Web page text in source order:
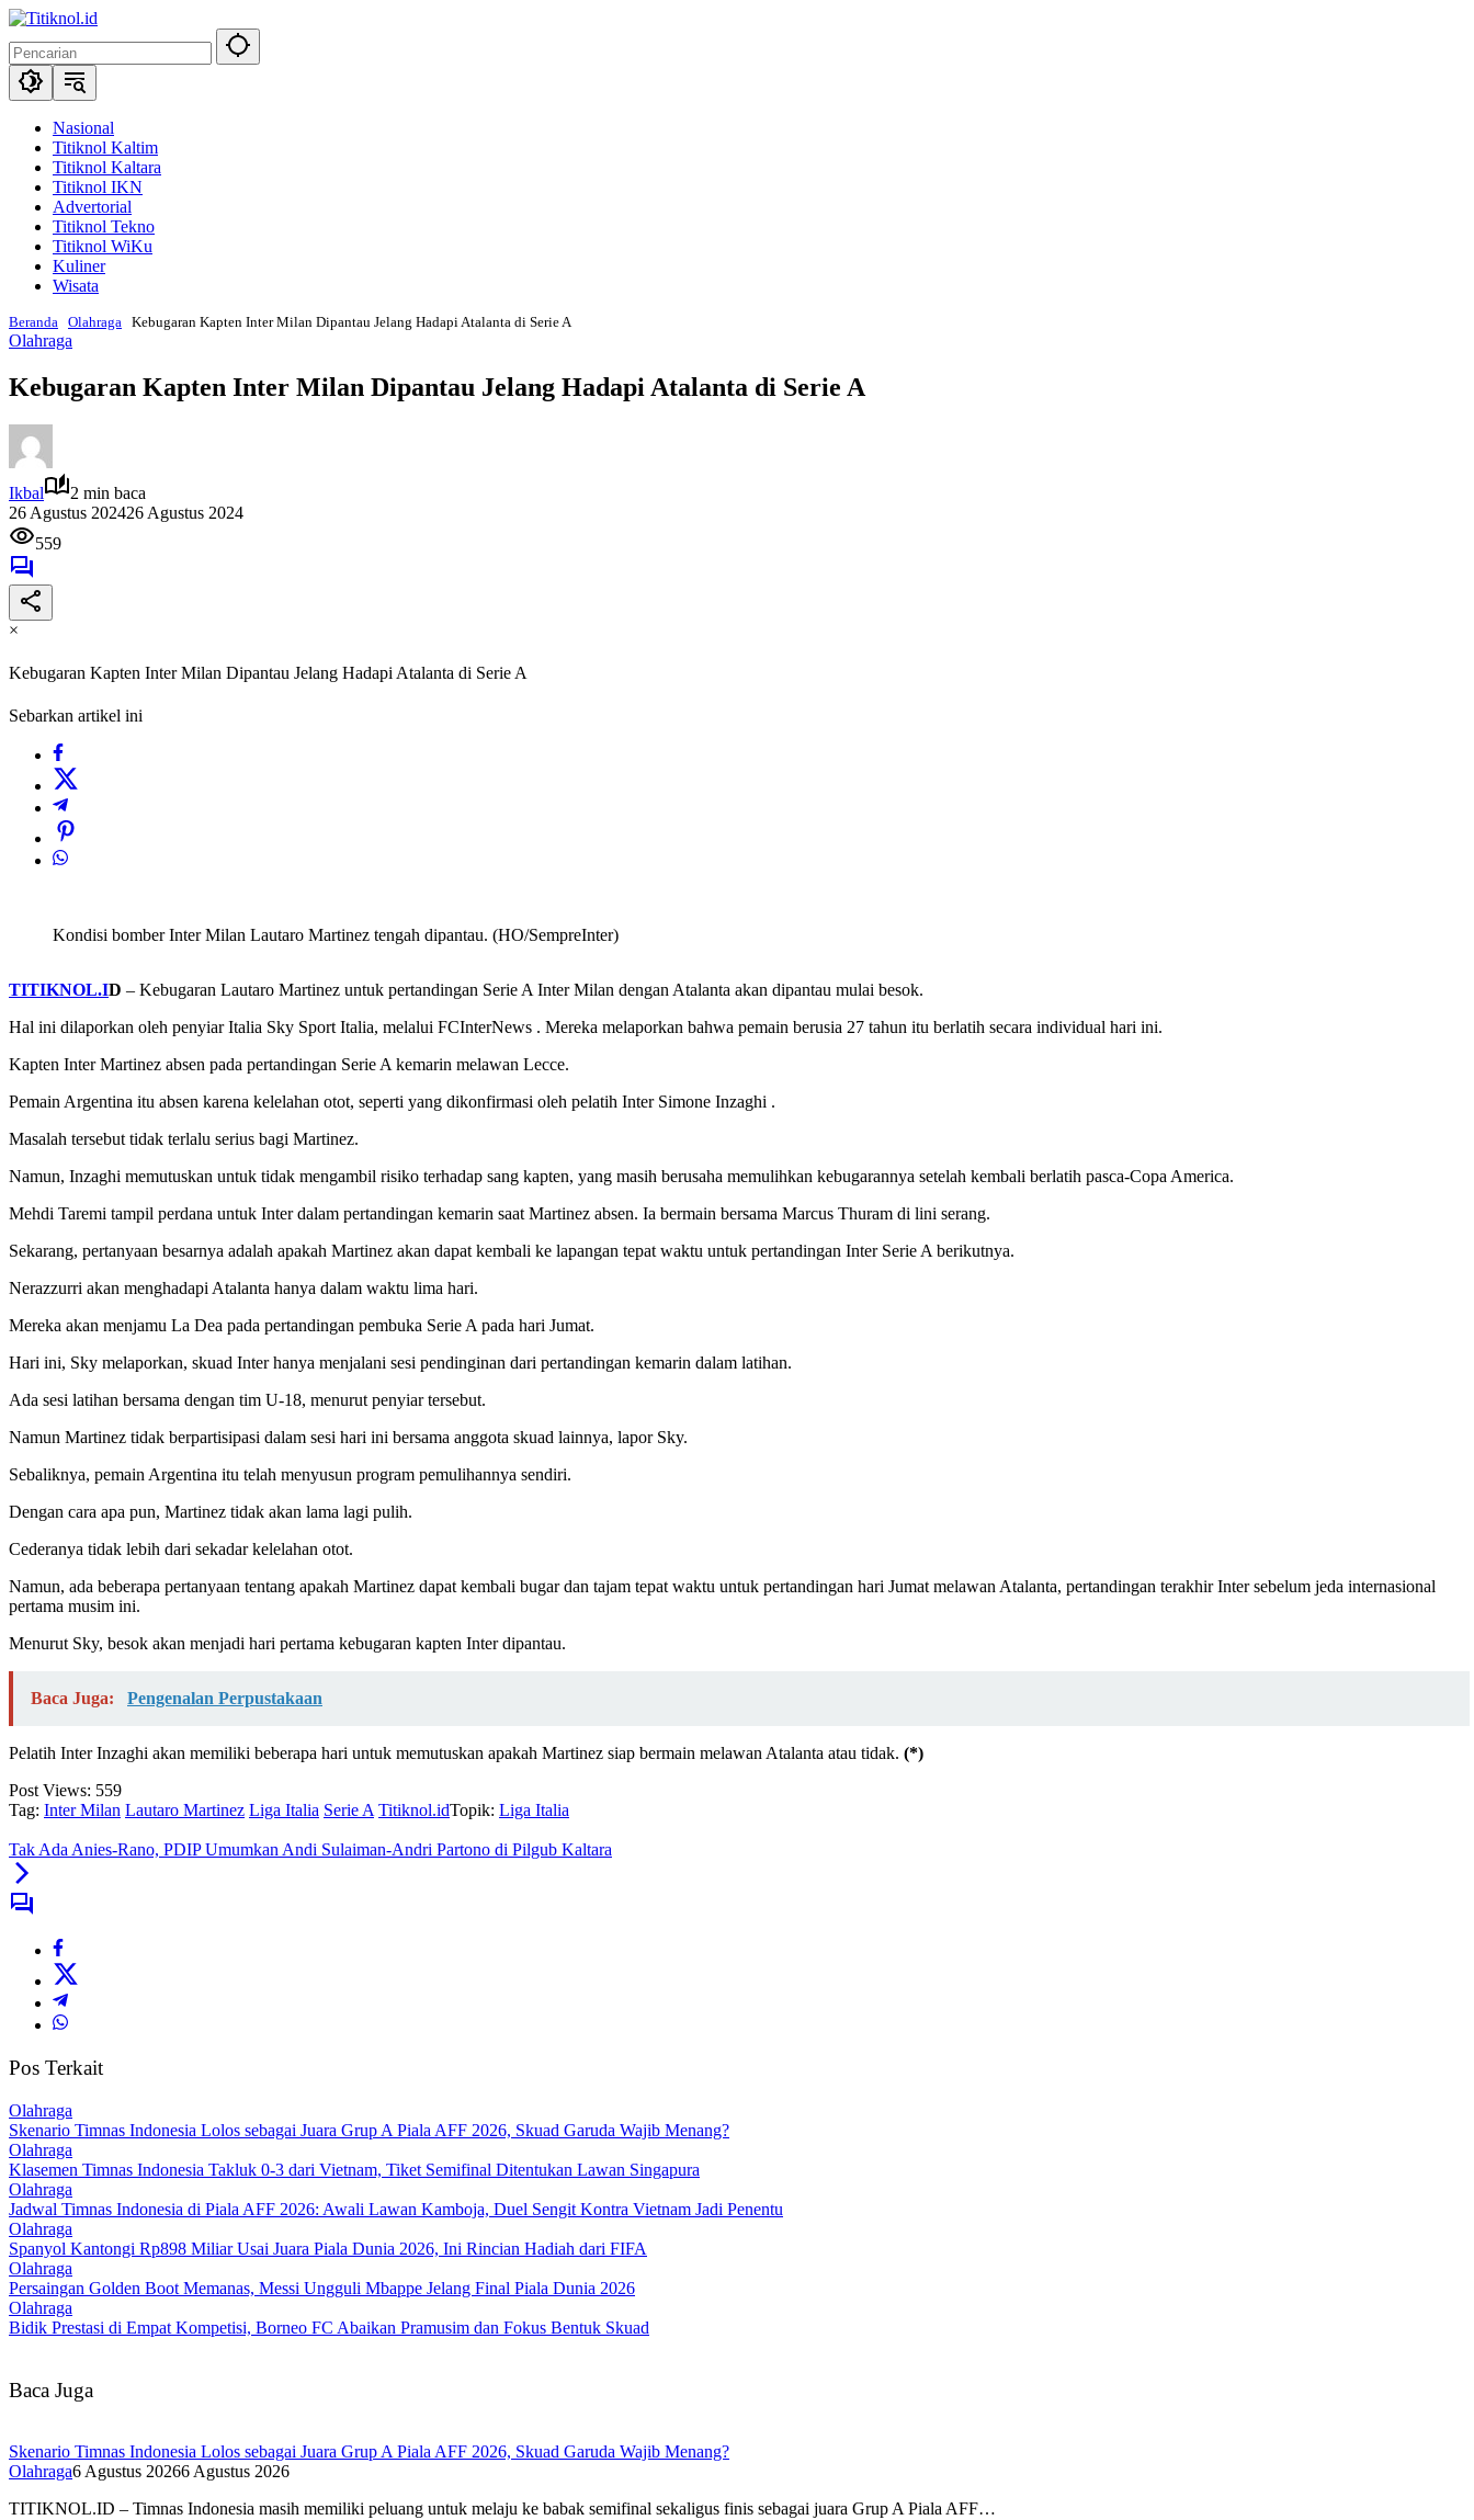
Langsung
konten
Nasional
Titiknol Kaltim
Titiknol Kaltara
Titiknol IKN
Advertorial
Titiknol Tekno
Titiknol WiKu
Kuliner
Wisata
Beranda Olahraga Kebugaran Kapten Inter Milan Dipantau Jelang Hadapi Atalanta di Serie A
Olahraga
Kebugaran Kapten Inter Milan Dipantau Jelang Hadapi Atalanta di Serie A
Ikbal
2 min baca
26 Agustus 202426 Agustus 2024
559
×
Kebugaran Kapten Inter Milan Dipantau Jelang Hadapi Atalanta di Serie A
Sebarkan artikel ini
Kondisi bomber Inter Milan Lautaro Martinez tengah dipantau. (HO/SempreInter)
TITIKNOL.ID – Kebugaran Lautaro Martinez untuk pertandingan Serie A Inter Milan dengan Atalanta akan dipantau mulai besok.
Hal ini dilaporkan oleh penyiar Italia Sky Sport Italia, melalui FCInterNews . Mereka melaporkan bahwa pemain berusia 27 tahun itu berlatih secara individual hari ini.
Kapten Inter Martinez absen pada pertandingan Serie A kemarin melawan Lecce.
Pemain Argentina itu absen karena kelelahan otot, seperti yang dikonfirmasi oleh pelatih Inter Simone Inzaghi .
Masalah tersebut tidak terlalu serius bagi Martinez.
Namun, Inzaghi memutuskan untuk tidak mengambil risiko terhadap sang kapten, yang masih berusaha memulihkan kebugarannya setelah kembali berlatih pasca-Copa America.
Mehdi Taremi tampil perdana untuk Inter dalam pertandingan kemarin saat Martinez absen. Ia bermain bersama Marcus Thuram di lini serang.
Sekarang, pertanyaan besarnya adalah apakah Martinez akan dapat kembali ke lapangan tepat waktu untuk pertandingan Inter Serie A berikutnya.
Nerazzurri akan menghadapi Atalanta hanya dalam waktu lima hari.
Mereka akan menjamu La Dea pada pertandingan pembuka Serie A pada hari Jumat.
Hari ini, Sky melaporkan, skuad Inter hanya menjalani sesi pendinginan dari pertandingan kemarin dalam latihan.
Ada sesi latihan bersama dengan tim U-18, menurut penyiar tersebut.
Namun Martinez tidak berpartisipasi dalam sesi hari ini bersama anggota skuad lainnya, lapor Sky.
Sebaliknya, pemain Argentina itu telah menyusun program pemulihannya sendiri.
Dengan cara apa pun, Martinez tidak akan lama lagi pulih.
Cederanya tidak lebih dari sekadar kelelahan otot.
Namun, ada beberapa pertanyaan tentang apakah Martinez dapat kembali bugar dan tajam tepat waktu untuk pertandingan hari Jumat melawan Atalanta, pertandingan terakhir Inter sebelum jeda internasional
pertama musim ini.
Menurut Sky, besok akan menjadi hari pertama kebugaran kapten Inter dipantau.
Baca Juga: Pengenalan Perpustakaan
Pelatih Inter Inzaghi akan memiliki beberapa hari untuk memutuskan apakah Martinez siap bermain melawan Atalanta atau tidak. (*)
Post Views: 559
Tag: Inter Milan Lautaro Martinez Liga Italia Serie A Titiknol.idTopik: Liga Italia
Tak Ada Anies-Rano, PDIP Umumkan Andi Sulaiman-Andri Partono di Pilgub Kaltara
Pos Terkait
Olahraga
Skenario Timnas Indonesia Lolos sebagai Juara Grup A Piala AFF 2026, Skuad Garuda Wajib Menang?
Olahraga
Klasemen Timnas Indonesia Takluk 0-3 dari Vietnam, Tiket Semifinal Ditentukan Lawan Singapura
Olahraga
Jadwal Timnas Indonesia di Piala AFF 2026: Awali Lawan Kamboja, Duel Sengit Kontra Vietnam Jadi Penentu
Olahraga
Spanyol Kantongi Rp898 Miliar Usai Juara Piala Dunia 2026, Ini Rincian Hadiah dari FIFA‎
Olahraga
Persaingan Golden Boot Memanas, Messi Ungguli Mbappe Jelang Final Piala Dunia 2026‎
Olahraga
Bidik Prestasi di Empat Kompetisi, Borneo FC Abaikan Pramusim dan Fokus Bentuk Skuad
Baca Juga
Skenario Timnas Indonesia Lolos sebagai Juara Grup A Piala AFF 2026, Skuad Garuda Wajib Menang?
Olahraga6 Agustus 20266 Agustus 2026
TITIKNOL.ID – Timnas Indonesia masih memiliki peluang untuk melaju ke babak semifinal sekaligus finis sebagai juara Grup A Piala AFF…